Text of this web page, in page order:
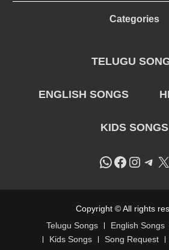
Categories
TELUGU
ENGLISH SONGS
KIDS SONGS
WhatsApp
Facebook
X
Copyright © All rights
Telugu Songs
English Songs
Kids Songs
Song Request